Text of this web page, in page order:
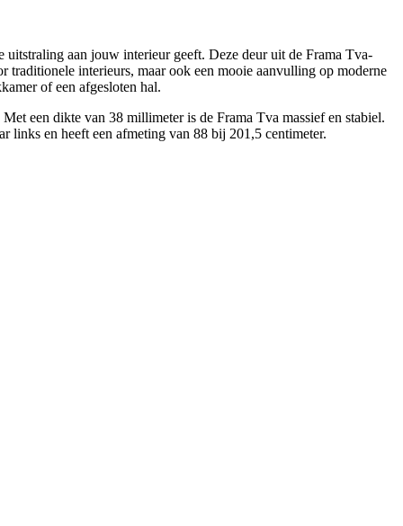
aan jouw interieur geeft. Deze deur uit de Frama Tva-
interieurs, maar ook een mooie aanvulling op moderne
of een afgesloten hal.
een dikte van 38 millimeter is de Frama Tva massief en stabiel.
links en heeft een afmeting van 88 bij 201,5 centimeter.